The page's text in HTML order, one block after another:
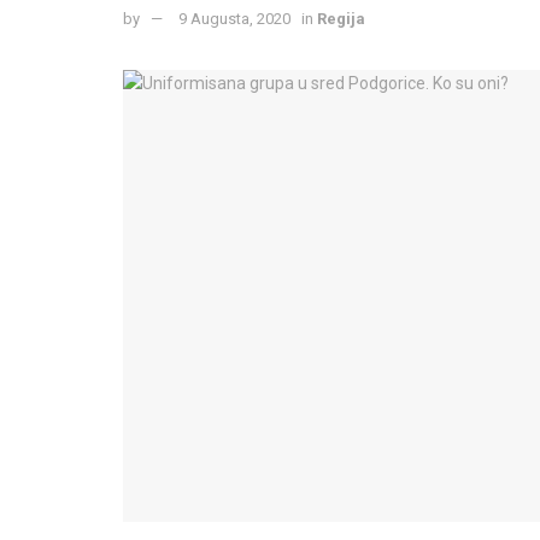
by 9 Augusta, 2020 in Regija